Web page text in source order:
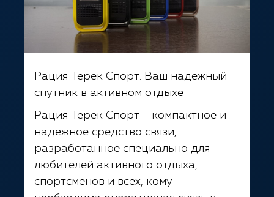
Рация Терек Спорт: Ваш надежный
спутник в активном отдыхе
Рация Терек Спорт – компактное и
надежное средство связи,
разработанное специально для
любителей активного отдыха,
спортсменов и всех, кому